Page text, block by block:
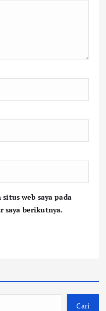
web saya pada
saya berikutnya.
Cari